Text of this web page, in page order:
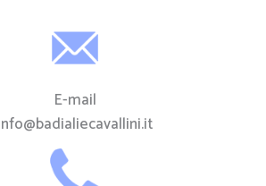
E-mail